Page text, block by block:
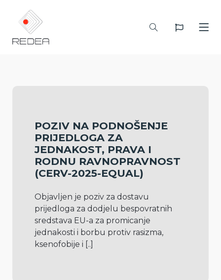
POZIV NA PODNOŠENJE
PRIJEDLOGA ZA
JEDNAKOST, PRAVA I
RODNU RAVNOPRAVNOST
(CERV-2025-EQUAL)
Objavljen je poziv za dostavu
prijedloga za dodjelu bespovratnih
sredstava EU-a za promicanje
jednakosti i borbu protiv rasizma,
ksenofobije i [..]